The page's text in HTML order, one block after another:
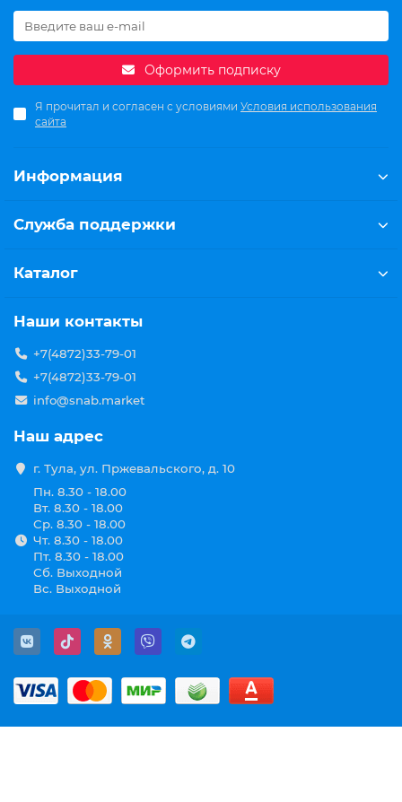
Оформить подписку
Я прочитал и согласен с условиями Условия использования
сайта
Информация
Служба поддержки
Каталог
Наши контакты
+7(4872)33-79-01
+7(4872)33-79-01
info@snab.market
Наш адрес
г. Тула, ул. Пржевальского, д. 10
Пн. 8.30 - 18.00
Вт. 8.30 - 18.00
Ср. 8.30 - 18.00
Чт. 8.30 - 18.00
Пт. 8.30 - 18.00
Сб. Выходной
Вс. Выходной